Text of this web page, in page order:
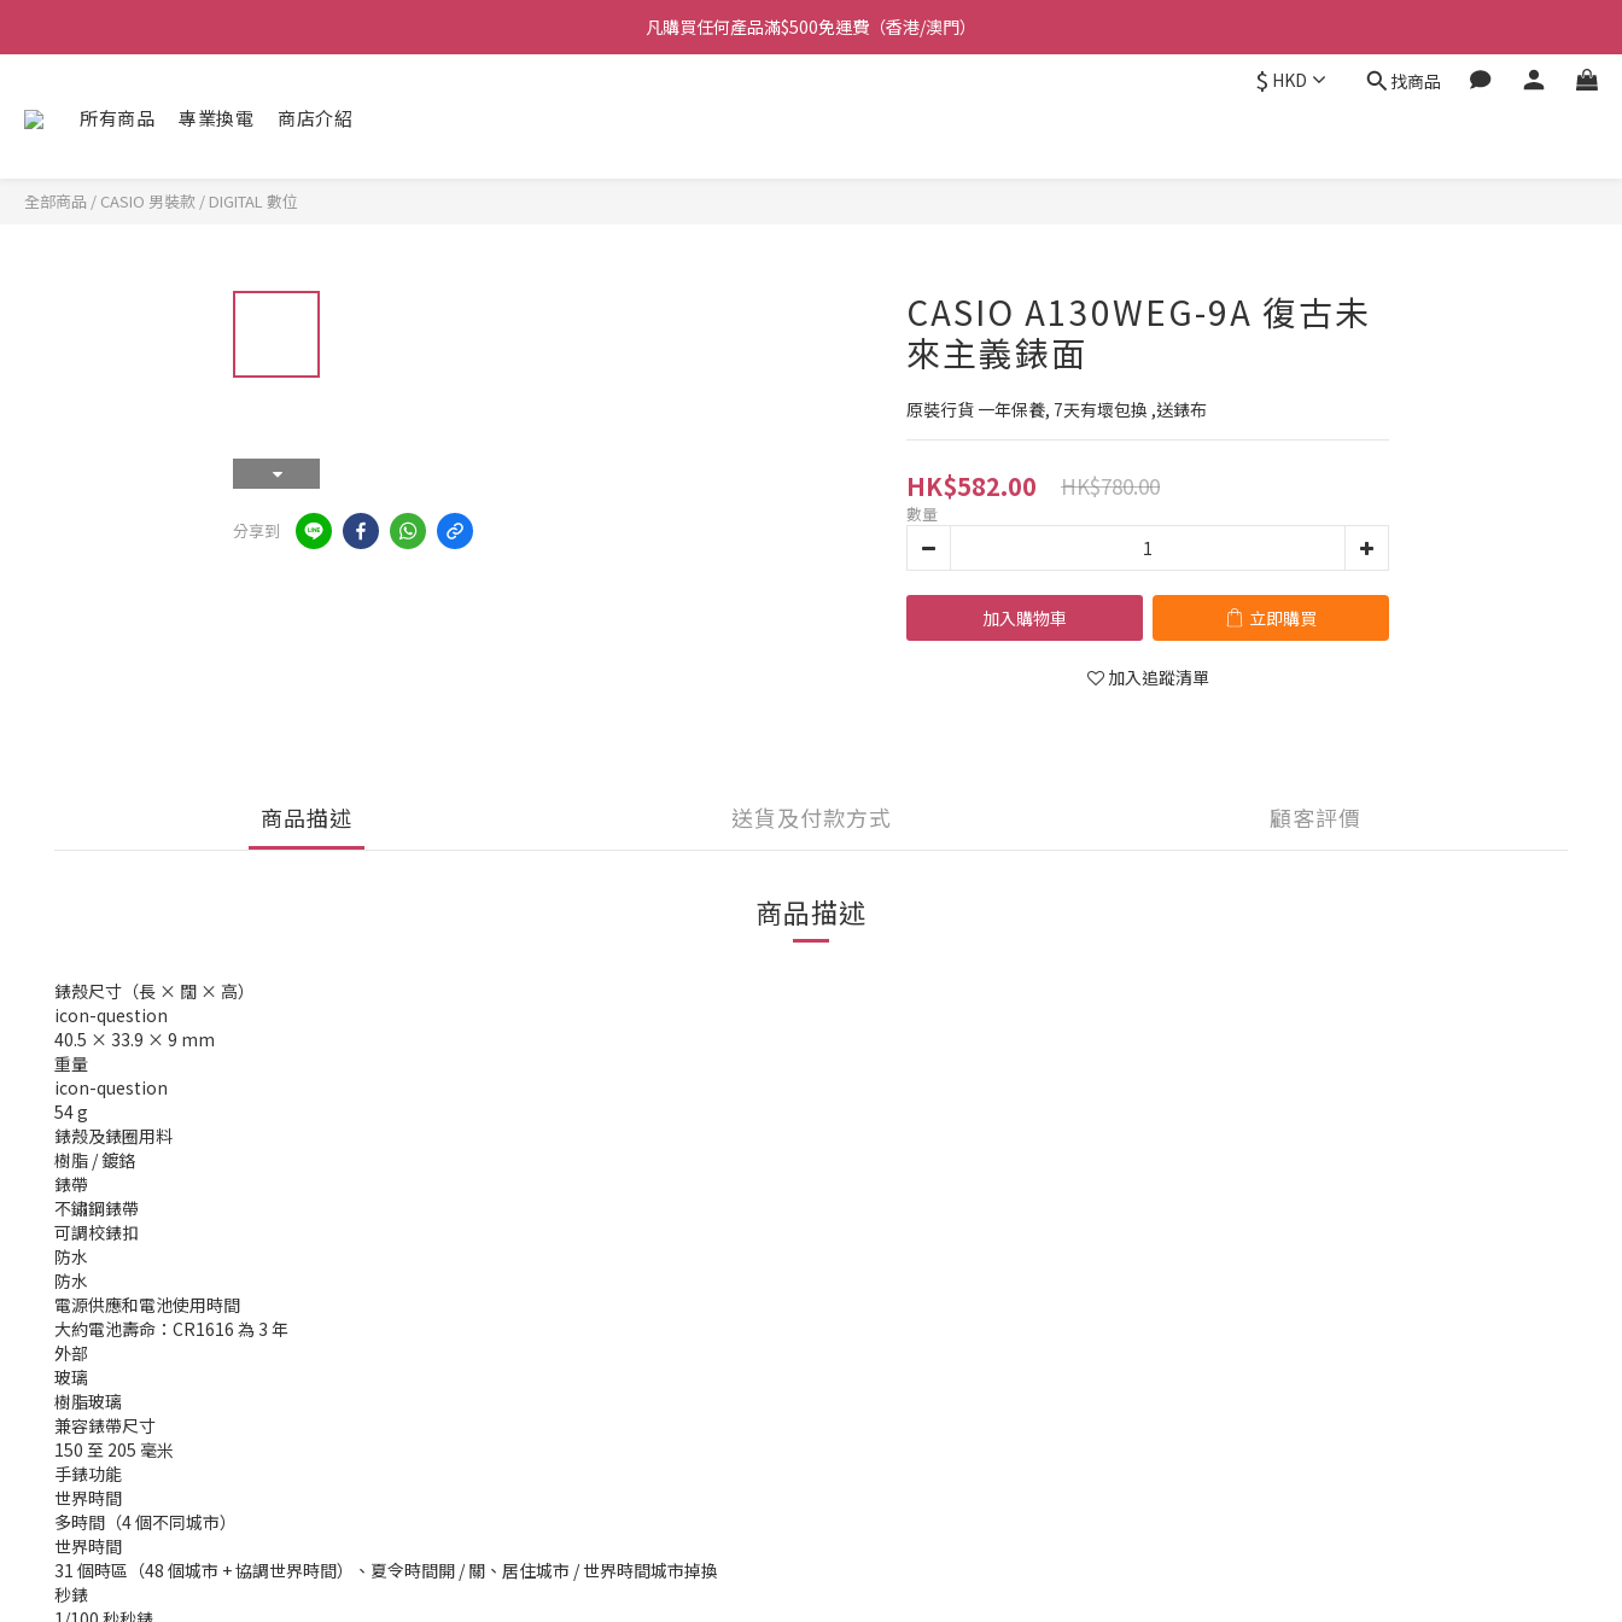
凡購買任何產品滿$500免運費（香港/澳門）
凡購買任何產品滿$500免運費（香港/澳門）
$ HKD 找商品
所有商品 專業換電 商店介紹
全部商品 / CASIO 男裝款 / DIGITAL 數位
分享到
CASIO A130WEG-9A 復古未
來主義錶面
原裝行貨 一年保養, 7天有壞包換 ,送錶布
HK$582.00 HK$780.00
數量
加入購物車 立即購買
加入追蹤清單
商品描述 送貨及付款方式 顧客評價
商品描述
錶殼尺寸（長 × 闊 × 高）
icon-question
40.5 × 33.9 × 9 mm
重量
icon-question
54 g
錶殼及錶圈用料
樹脂 / 鍍鉻
錶帶
不鏽鋼錶帶
可調校錶扣
防水
防水
電源供應和電池使用時間
大約電池壽命：CR1616 為 3 年
外部
玻璃
樹脂玻璃
兼容錶帶尺寸
150 至 205 毫米
手錶功能
世界時間
多時間（4 個不同城市）
世界時間
31 個時區（48 個城市 + 協調世界時間）、夏令時間開 / 關、居住城市 / 世界時間城市掉換
秒錶